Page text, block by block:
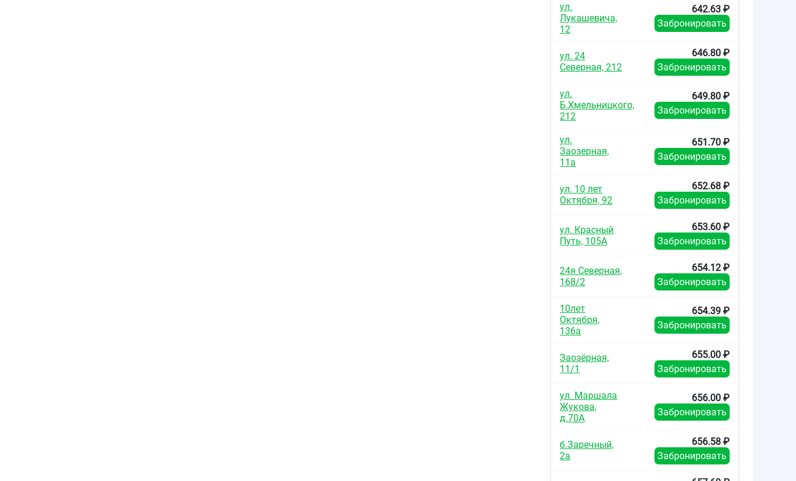
ул.
Лукашевича,
12
642.63 ₽
Забронировать
ул. 24
Северная, 212
646.80 ₽
Забронировать
ул.
Б.Хмельницкого,
212
649.80 ₽
Забронировать
ул.
Заозерная,
11а
651.70 ₽
Забронировать
ул. 10 лет
Октября, 92
652.68 ₽
Забронировать
ул. Красный
Путь, 105А
653.60 ₽
Забронировать
24я Северная,
168/2
654.12 ₽
Забронировать
10лет
Октября,
136а
654.39 ₽
Забронировать
Заозёрная,
11/1
655.00 ₽
Забронировать
ул. Маршала
Жукова,
д.70А
656.00 ₽
Забронировать
б.Заречный,
2а
656.58 ₽
Забронировать